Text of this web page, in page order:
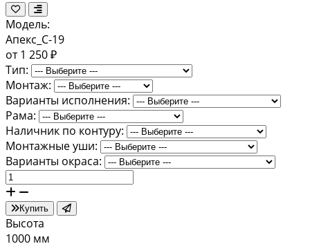
Модель:
Апекс_С-19
от 1 250 ₽
Тип:
Монтаж:
Варианты исполнения:
Рама:
Наличник по контуру:
Монтажные уши:
Варианты окраса:
Купить
Высота
1000 мм